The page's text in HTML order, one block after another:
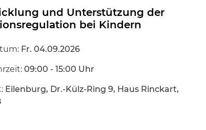
und Unterstützung der
bei Kindern
Fr. 04.09.2026
09:00 - 15:00 Uhr
Eilenburg, Dr.-Külz-Ring 9, Haus Rinckart,